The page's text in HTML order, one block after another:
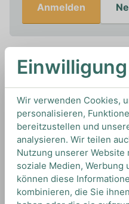
Anmelden
Melden Sie sich an, um
wenn dieses
0,7L 20%
Sonstige Liköre von
TIPS & TRICKS
Wir verwenden Cookies,
personalisieren,
bereitzustellen und
analysieren. Wir teilen
Nutzung unserer
soziale Medien, Werbung
können diese
kombinieren, die Sie